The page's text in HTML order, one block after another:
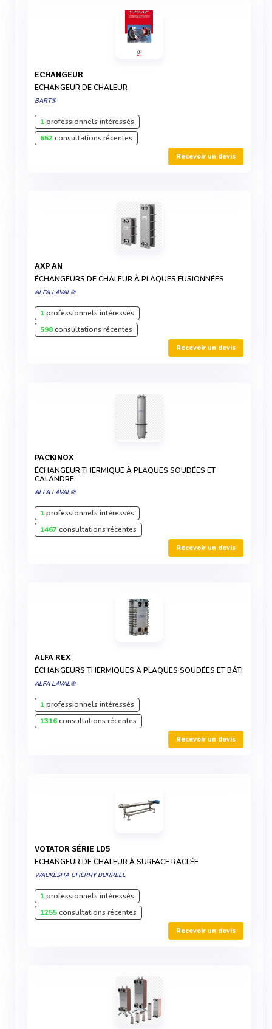
ECHANGEUR
ECHANGEUR DE CHALEUR
BART®
1professionnels intéressés
652consultations récentes
Recevoir un devis
AXP AN
ÉCHANGEURS DE CHALEUR À PLAQUES FUSIONNÉES
ALFA LAVAL®
1professionnels intéressés
598consultations récentes
Recevoir un devis
PACKINOX
ÉCHANGEUR THERMIQUE À PLAQUES SOUDÉES ET
CALANDRE
ALFA LAVAL®
1professionnels intéressés
1467consultations récentes
Recevoir un devis
ALFA REX
ÉCHANGEURS THERMIQUES À PLAQUES SOUDÉES ET BÂTI
ALFA LAVAL®
1professionnels intéressés
1316consultations récentes
Recevoir un devis
VOTATOR SÉRIE LD5
ECHANGEUR DE CHALEUR À SURFACE RACLÉE
WAUKESHA CHERRY BURRELL
1professionnels intéressés
1255consultations récentes
Recevoir un devis